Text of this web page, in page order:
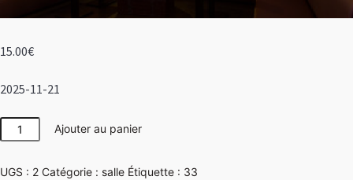
15.00€
2025-11-21
quantité
de
Ajouter au panier
UGS : 2 Catégorie : salle Étiquette : 33